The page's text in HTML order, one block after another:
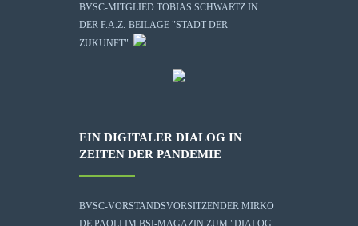
BVSC-MITGLIED TOBIAS SCHWARTZ IN
DER F.A.Z.-BEILAGE "STADT DER
ZUKUNFT":
EIN DIGITALER DIALOG IN
ZEITEN DER PANDEMIE
BVSC-VORSTANDSVORSITZENDER MIRKO
DE PAOLI IM BSI-MAGAZIN ZUM "DIALOG